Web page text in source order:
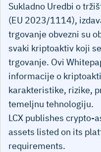
Sukladno Uredbi o
(EU 2023/1114),
trgovanje obvezni su
svaki kriptoaktiv koji
trgovanje. Ovi
informacije o
karakteristike, rizike,
temeljnu tehnologiju.
LCX publishes crypto-
assets listed on its
requirements.